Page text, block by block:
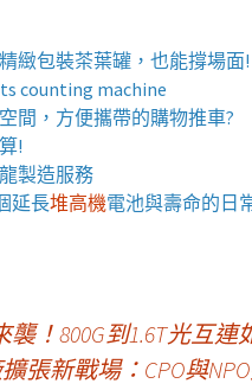
緻包裝茶葉罐 ，也能撐場面!
counting machine
間，方便攜帶的購物推車?
!
製造服務
延長堆高機電池與壽命的日
襲！800G到1.6T光互
張新戰場：CPO與